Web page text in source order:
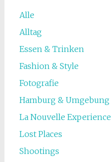
Alle
Alltag
Essen & Trinken
Fashion & Style
Fotografie
Hamburg & Umgebung
La Nouvelle Experience
Lost Places
Shootings